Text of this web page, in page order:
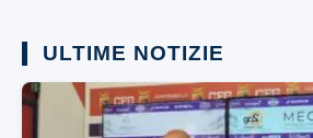
ULTIME NOTIZIE